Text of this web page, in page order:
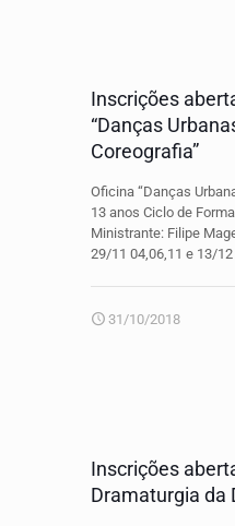
Inscrições
“Danças
Coreografia”
Oficina “Danças
13 anos Ciclo de
Ministrante: Filipe
29/11 04,06,11 e 13/
31/10/2018
Inscrições
Dramaturgia da